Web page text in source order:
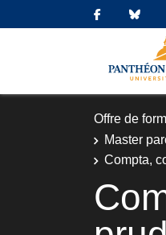
Offre de
Master
Compta,